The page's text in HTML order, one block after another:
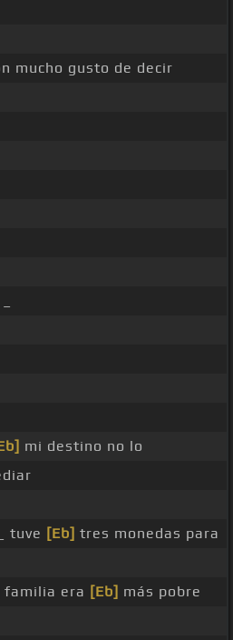
mucho gusto de decir
mi destino no lo
tuve [Eb] tres monedas para
familia era [Eb] más pobre